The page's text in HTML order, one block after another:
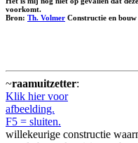
voorkomt.
Bron: Th. Volmer Constructie en
~raamuitzetter:
Klik hier voor
afbeelding.
F5 = sluiten.
willekeurige constructie